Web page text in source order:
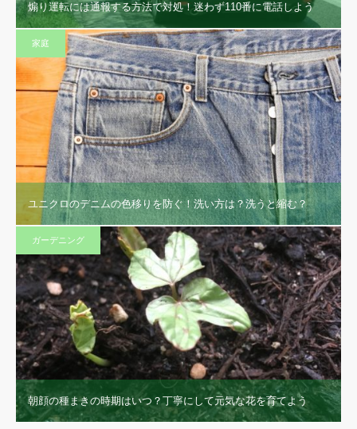
煽り運転には通報する方法で対処！迷わず110番に電話しよう
家庭
ユニクロのデニムの色移りを防ぐ！洗い方は？洗うと縮む？
ガーデニング
朝顔の種まきの時期はいつ？丁寧にして元気な花を育てよう